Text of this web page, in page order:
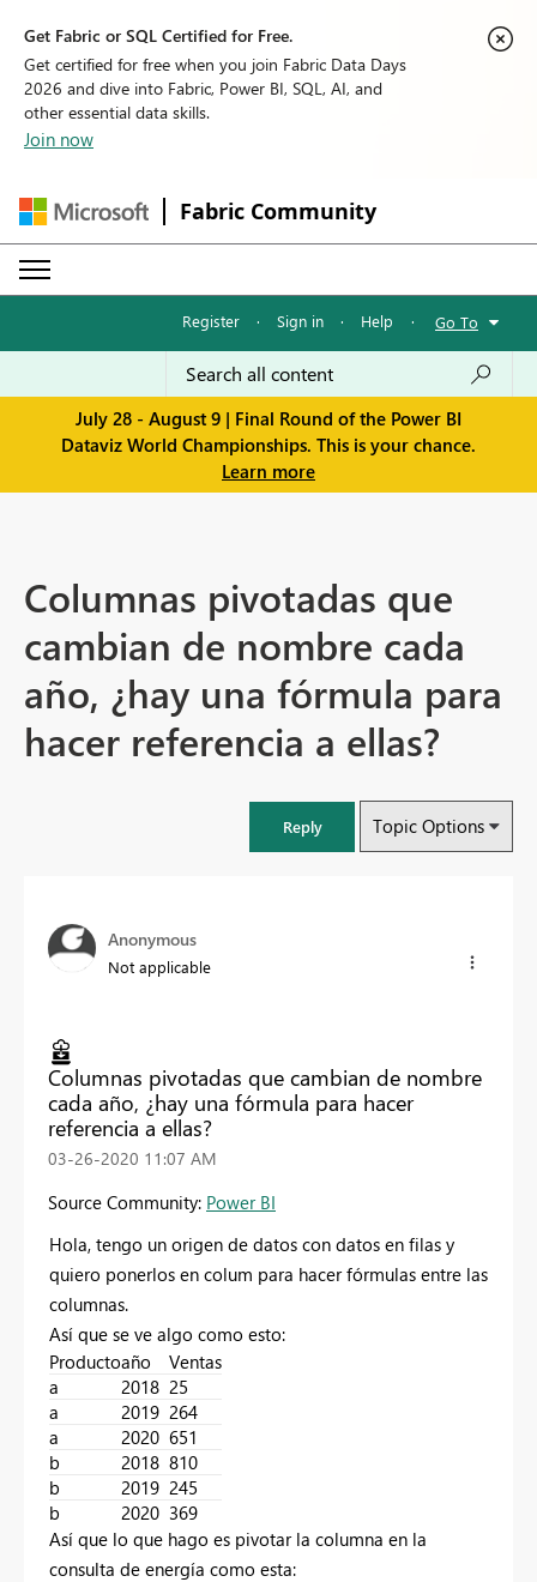
Get Fabric or SQL Certified for Free.
Get certified for free when you join Fabric Data Days
2026 and dive into Fabric, Power BI, SQL, AI, and
other essential data skills.
Join now
Fabric Community
Register · Sign in · Help · Go To
July 28 - August 9 | Final Round of the Power BI
Dataviz World Championships. This is your chance.
Learn more
Columnas pivotadas que
cambian de nombre cada
año, ¿hay una fórmula para
hacer referencia a ellas?
Reply Topic Options
Anonymous
Not applicable
Columnas pivotadas que cambian de nombre
cada año, ¿hay una fórmula para hacer
referencia a ellas?
‎03-26-2020 11:07 AM
Source Community: Power BI
Hola, tengo un origen de datos con datos en filas y
quiero ponerlos en colum para hacer fórmulas entre las
columnas.
Así que se ve algo como esto:
Productoaño
Ventas
a
2018 25
a
2019 264
a
2020 651
b
2018 810
b
2019 245
b
2020 369
Así que lo que hago es pivotar la columna en la
consulta de energía como esta: